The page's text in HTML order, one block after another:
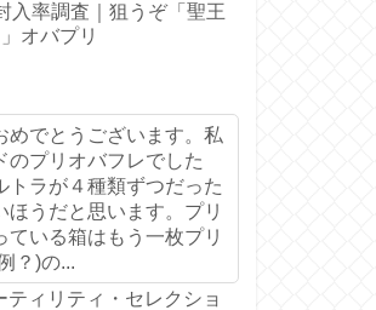
入率調査｜狙うぞ「聖王
オバプリ
めでとうございます。私
のプリオバフレでした
トラが４種類ずつだった
ほうだと思います。プリ
ている箱はもう一枚プリ
？)の...
ティリティ・セレクショ